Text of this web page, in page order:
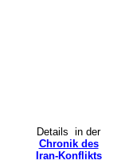
Details in der
Chronik des
Iran-Konflikts